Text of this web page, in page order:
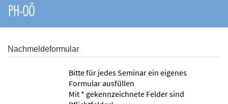
PH-OÖ
Nachmeldeformular
Bitte für jedes Seminar ein eigenes
Formular ausfüllen
Mit * gekennzeichnete Felder sind